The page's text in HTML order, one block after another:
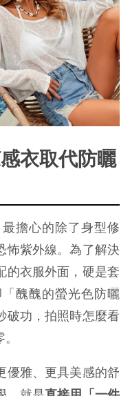
衣取代防曬
擔心的除了身型修
怖紫外線。為了解決
的衣服外面，硬是套
醜醜的螢光色防曬
破功，拍照時怎麼看
優雅、更具美感的舒